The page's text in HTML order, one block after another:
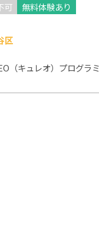
可
無料体験あり
区
（キュレオ）プログラ